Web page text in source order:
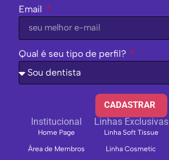
Institucional
Home Page
Área de Membros
Linhas Exclusivas
Linha Soft Tissue
Linha Cosmetic
Email
Qual é seu tipo de perfil?
CADASTRAR